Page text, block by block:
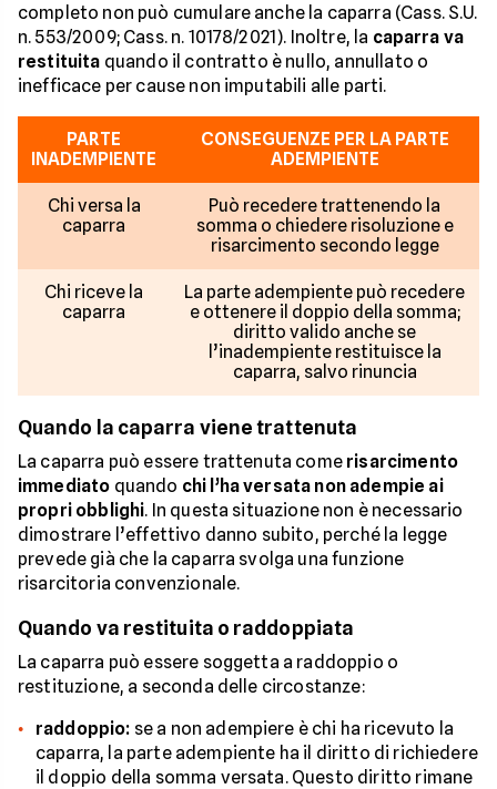
completo non può cumulare anche la caparra (Cass. S.U.
n. 553/2009; Cass. n. 10178/2021). Inoltre, la caparra va
restituita quando il contratto è nullo, annullato o
inefficace per cause non imputabili alle parti.
PARTE
INADEMPIENTE
CONSEGUENZE PER LA PARTE
ADEMPIENTE
Chi versa la
caparra
Può recedere trattenendo la
somma o chiedere risoluzione e
risarcimento secondo legge
Chi riceve la
caparra
La parte adempiente può recedere
e ottenere il doppio della somma;
diritto valido anche se
l’inadempiente restituisce la
caparra, salvo rinuncia
Quando la caparra viene trattenuta
La caparra può essere trattenuta come risarcimento
immediato quando chi l’ha versata non adempie ai
propri obblighi. In questa situazione non è necessario
dimostrare l’effettivo danno subito, perché la legge
prevede già che la caparra svolga una funzione
risarcitoria convenzionale.
Quando va restituita o raddoppiata
La caparra può essere soggetta a raddoppio o
restituzione, a seconda delle circostanze:
raddoppio: se a non adempiere è chi ha ricevuto la
caparra, la parte adempiente ha il diritto di richiedere
il doppio della somma versata. Questo diritto rimane